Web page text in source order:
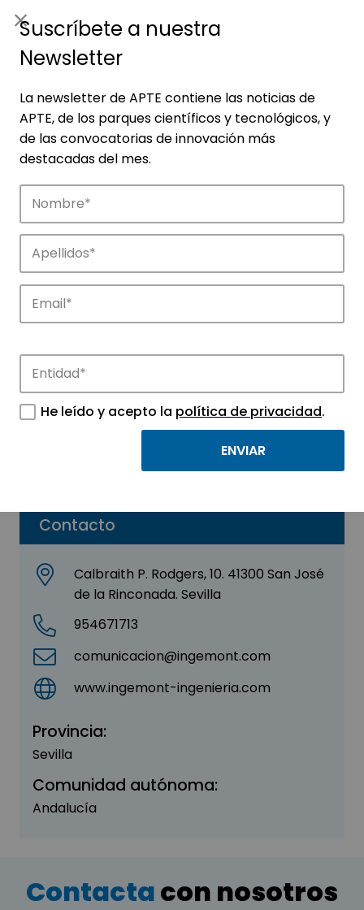
Empresas
Descubre las empresas que impulsan la
innovación en los parques de APTE.
Contacto
Calbraith P. Rodgers, 10. 41300 San José
de la Rinconada. Sevilla
954671713
comunicacion@ingemont.com
www.ingemont-ingenieria.com
Provincia:
Sevilla
Comunidad autónoma:
Andalucía
Ingemont Ingeniería
INGENIERIA, CONSULTORIA Y ASESORIA
Contactacon nosotros
Suscríbete a nuestra
Newsletter
La newsletter de APTE contiene las noticias de
APTE, de los parques científicos y tecnológicos, y
de las convocatorias de innovación más
destacadas del mes.
He leído y acepto la política de privacidad.